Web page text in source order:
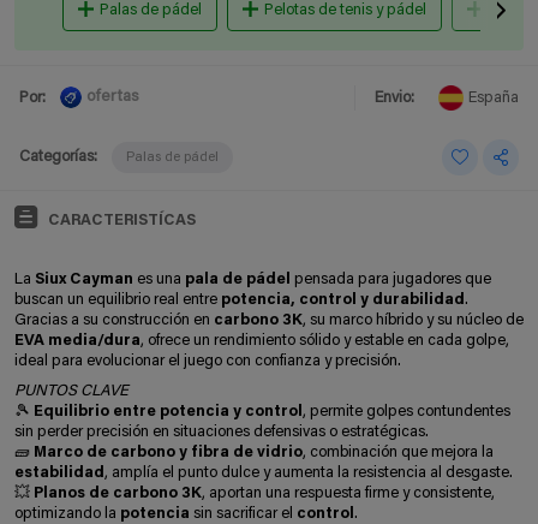
Palas de pádel Pelotas de tenis y pádel Ropa
Por: ofertas Envio: España
Categorías: Palas de pádel
CARACTERISTÍCAS
La Siux Cayman es una pala de pádel
pensada para jugadores que
buscan un equilibrio real entre potencia, control y durabilidad .
Gracias a su construcción en carbono 3K, su marco híbrido y su núcleo de
EVA media/dura, ofrece un rendimiento sólido y estable en cada golpe,
ideal para evolucionar el juego con confianza y precisión.
PUNTOS CLAVE
🎾 Equilibrio entre potencia y control , permite golpes contundentes
sin perder precisión en situaciones defensivas o estratégicas.
🧱 Marco de carbono y fibra de vidrio, combinación que mejora la
estabilidad , amplía el punto dulce y aumenta la resistencia al desgaste.
💥 Planos de carbono 3K, aportan una respuesta firme y consistente,
optimizando la potencia sin sacrificar el control .